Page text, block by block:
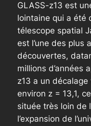
GLASS-z13 est
lointaine qui a été
télescope spatial
est l’une des plus
découvertes,
millions d’années
z13 a un
environ z = 13,1,
située très loin de
l’expansion de